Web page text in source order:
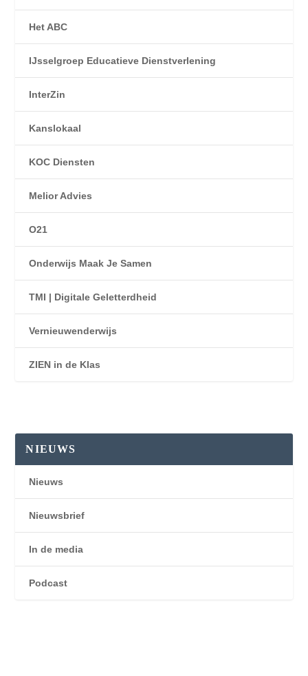
Het ABC
IJsselgroep Educatieve Dienstverlening
InterZin
Kanslokaal
KOC Diensten
Melior Advies
O21
Onderwijs Maak Je Samen
TMI | Digitale Geletterdheid
Vernieuwenderwijs
ZIEN in de Klas
NIEUWS
Nieuws
Nieuwsbrief
In de media
Podcast